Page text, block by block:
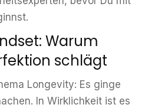
Warum
schlägt
Longevity: Es ginge
In Wirklichkeit ist es